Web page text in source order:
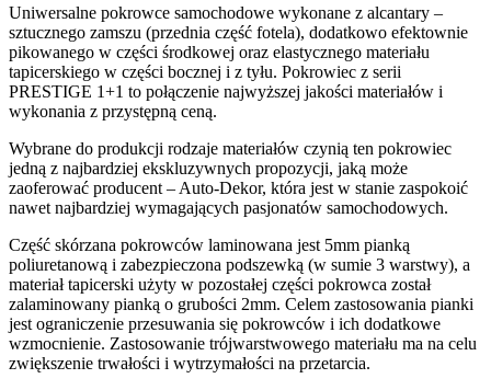
Uniwersalne pokrowce samochodowe wykonane z alcantary –
sztucznego zamszu (przednia część fotela), dodatkowo efektownie
pikowanego w części środkowej oraz elastycznego materiału
tapicerskiego w części bocznej i z tyłu. Pokrowiec z serii
PRESTIGE 1+1 to połączenie najwyższej jakości materiałów i
wykonania z przystępną ceną.
Wybrane do produkcji rodzaje materiałów czynią ten pokrowiec
jedną z najbardziej ekskluzywnych propozycji, jaką może
zaoferować producent – Auto-Dekor, która jest w stanie zaspokoić
nawet najbardziej wymagających pasjonatów samochodowych.
Część skórzana pokrowców laminowana jest 5mm pianką
poliuretanową i zabezpieczona podszewką (w sumie 3 warstwy), a
materiał tapicerski użyty w pozostałej części pokrowca został
zalaminowany pianką o grubości 2mm. Celem zastosowania pianki
jest ograniczenie przesuwania się pokrowców i ich dodatkowe
wzmocnienie. Zastosowanie trójwarstwowego materiału ma na celu
zwiększenie trwałości i wytrzymałości na przetarcia.